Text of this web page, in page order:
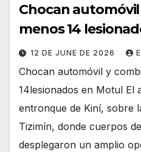
Chocan
menos 14
12 DE JUNE DE 2026
Chocan automóvil y
14lesionados en Motul El
entronque de Kiní, sobre
Tizimín, donde cuerpos
desplegaron un amplio